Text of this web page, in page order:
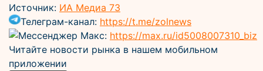
Источник: ИА Медиа 73
Телеграм-канал: https://t.me/zolnews
Мессенджер Макс: https://max.ru/id5008007310_biz
Читайте новости рынка в нашем мобильном
приложении